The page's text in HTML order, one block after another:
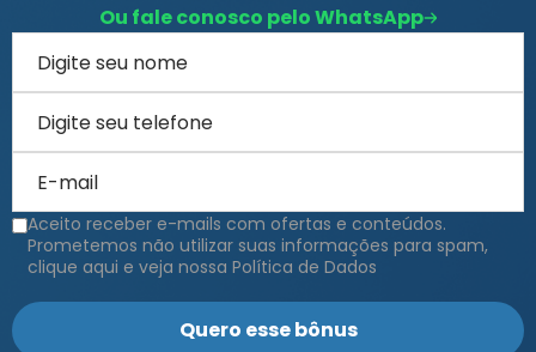
Ou fale conosco pelo WhatsApp
Aceito receber e-mails com ofertas e conteúdos.
Prometemos não utilizar suas informações para spam,
clique aqui e veja nossa Política de Dados